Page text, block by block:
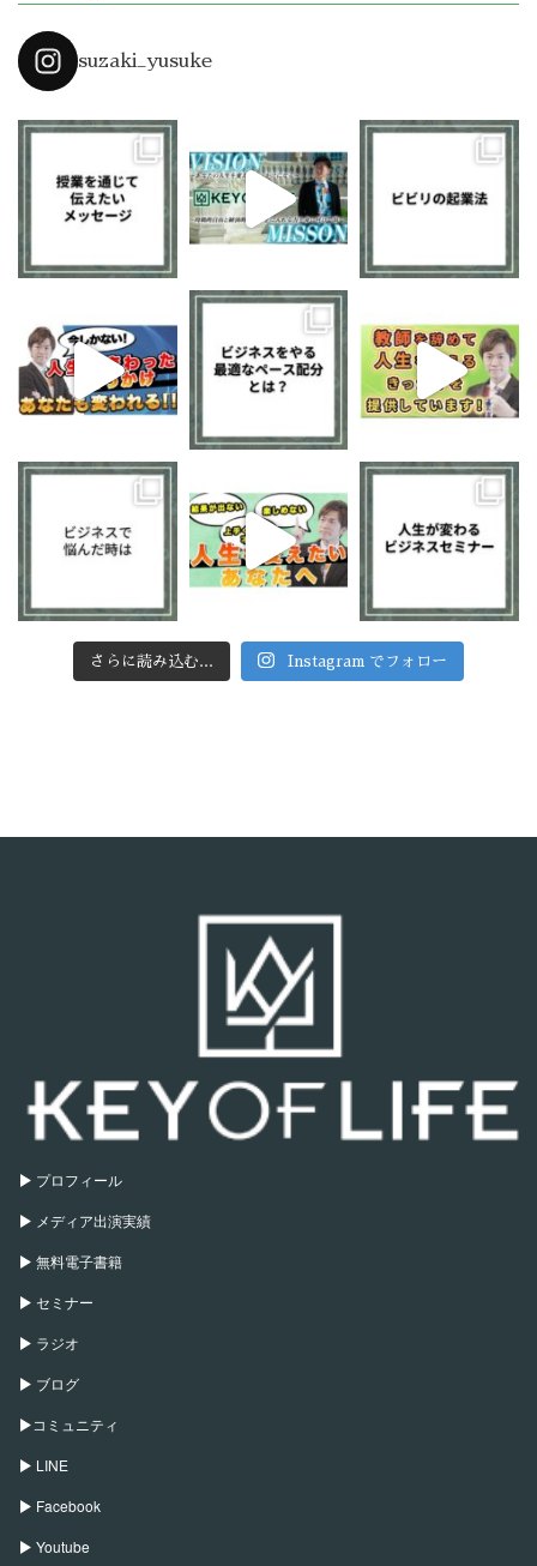
suzaki_yusuke
さらに読み込む... Instagram でフォロー
プロフィール
メディア出演実績
無料電子書籍
セミナー
ラジオ
ブログ
コミュニティ
LINE
Facebook
Youtube